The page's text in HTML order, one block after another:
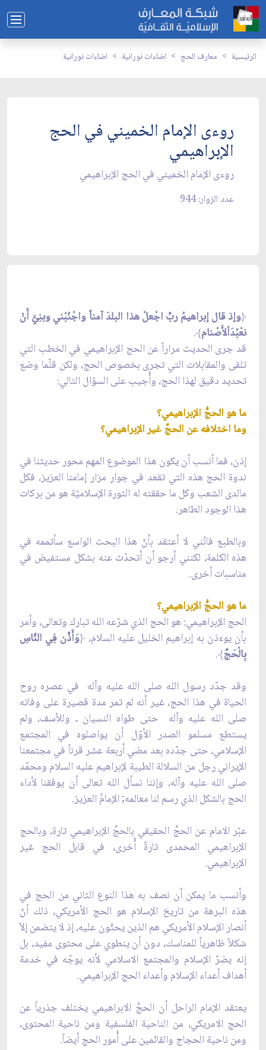
الرئيسية معارف الحج اضاءات نورانية اضاءات نورانية
روءى الإمام الخميني في الحج
الإبراهيمي
روءى الإمام الخميني في الحج الإبراهيمي
عدد الزوار: 944
﴿وإذ قال إبراهيمُ ربِّ اجْعلْ هذا البلدَ آمناً واجْنُبْني وبنِيَّ أَنْ
نعْبُدَاْلأَصْنام﴾.
قد جرى الحديث مراراً عن الحج الإبراهيمي في الخطب التي
تلقى والمقابلات التي تجرى بخصوص الحج، ولكن قلّما وضع
تحديد دقيق لهذا الحج، وأُجيب على السؤال التالي:
ما هو الحجُّ الإبراهيمي؟
وما اختلافه عن الحجِّ غير الإبراهيمي؟
إذن، فما أنسب أن يكون هذا الموضوع المهم محور حديثنا في
ندوة الحج هذه التي تقعد في جوار مزار إمامنا العزيز، فكل
مالدى الشعب وكل ما حققته له الثورة الإسلاميّة هو من بركات
هذا الوجود الطاهر.
وبالطبع فانّني لا أعتقد بأنّ هذا البحث الواسع سأتممه في
هذه الكلمة، لكنني أرجو أن أتحدّث عنه بشكل مستفيض في
مناسبات أخرى.
ما هو الحجُّ الإبراهيمي؟
الحج الإبراهيمي: هو الحج الذي شرّعه الله تبارك وتعالى، وأمر
بأن يوءَذن به إبراهيم الخليل عليه السلام، ﴿وَأَذِّن فِي النَّاسِ
بِالْحَجِّ﴾.
وقد جدّد رسول الله صلى الله عليه وآله في عصره روح
الحياة في هذا الحج، غير أنه لم تمر مدة قصيرة على وفاته
صلى الله عليه وآله حتى طواه النسيان ـ وللأسف، ولم
يستطع مسلمو الصدر الأوّل أن يواصلوه في المجتمع
الإسلامي، حتى جدّده بعد مضي أربعة عشر قرناً في مجتمعنا
الإيراني رجل من السلالة الطيبة لإبراهيم عليه السلام ومحمّد
صلى الله عليه وآله، وإننا نسأل الله تعالى أن يوفقنا لأداء
الحج بالشكل الذي رسم لنا معالمه; الإمامُ العزيز.
عبّر الامام عن الحجِّ الحقيقي بالحجِّ الإبراهيمي تارة، وبالحج
الإبراهيمي المحمدى تارةً أُخرى، في قابل الحج غير
الإبراهيمي.
وأنسب ما يمكن أن نصف به هذا النوع الثاني من الحج في
هذه البرهة من تاريخ الإسلام هو الحج الأمريكي، ذلك أنّ
أنصار الإسلام الأمريكي هم الذين يحثّون عليه، إذ لا يتضمن إلاّ
شكلاً ظاهرياً للمناسك، دون أن ينطوي على محتوى مفيد، بل
إنه يضرّ الإسلام والمجتمع الاسلامي لأنه يوجّه في خدمة
أهداف أعداء الإسلام وأعداء الحج الإبراهيمي.
يعتقد الإمام الراحل أن الحجَّ الابراهيمي يختلف جذرياً عن
الحج الامريكي، من الناحية الفلسفية ومن ناحية المحتوى،
ومن ناحية الحجاج والقائمين على أُمور الحج أيضاً.